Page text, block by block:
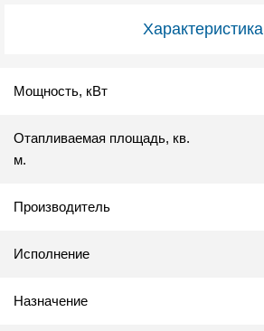
Характеристика
Мощность, кВт
Отапливаемая площадь, кв.
м.
Производитель
Исполнение
Назначение